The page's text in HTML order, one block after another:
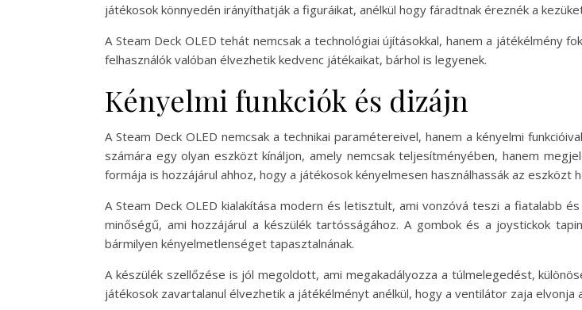
játékosok könnyedén irányíthatják a figuráikat, anélkül hogy fáradtnak éreznék a
A Steam Deck OLED tehát nemcsak a technológiai újításokkal, hanem a játékélmény
felhasználók valóban élvezhetik kedvenc játékaikat, bárhol is legyenek.
Kényelmi funkciók és dizájn
A Steam Deck OLED nemcsak a technikai paramétereivel, hanem a kényelmi
számára egy olyan eszközt kínáljon, amely nemcsak teljesítményében, hanem
formája is hozzájárul ahhoz, hogy a játékosok kényelmesen használhassák az eszközt
A Steam Deck OLED kialakítása modern és letisztult, ami vonzóvá teszi a fiatalabb
minőségű, ami hozzájárul a készülék tartósságához. A gombok és a joystickok
bármilyen kényelmetlenséget tapasztalnának.
A készülék szellőzése is jól megoldott, ami megakadályozza a túlmelegedést,
játékosok zavartalanul élvezhetik a játékélményt anélkül, hogy a ventilátor zaja elvonja